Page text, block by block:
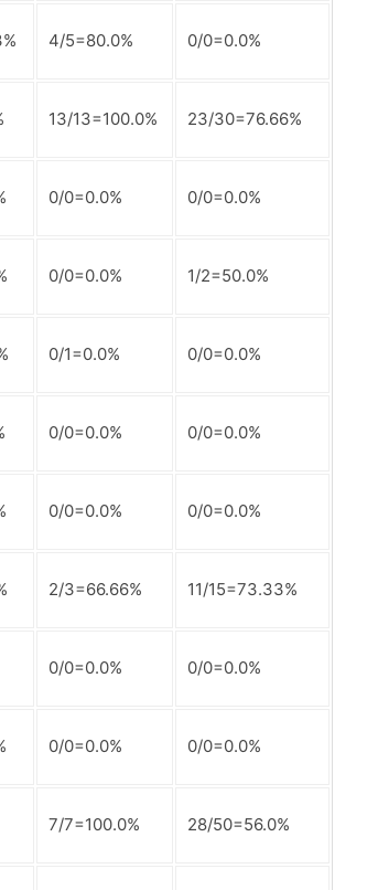
4/5=80.0% 0/0=0.0%
13/13=100.0% 23/30=76.66%
0/0=0.0% 0/0=0.0%
0/0=0.0% 1/2=50.0%
0/1=0.0% 0/0=0.0%
0/0=0.0% 0/0=0.0%
0/0=0.0% 0/0=0.0%
2/3=66.66% 11/15=73.33%
0/0=0.0% 0/0=0.0%
0/0=0.0% 0/0=0.0%
7/7=100.0% 28/50=56.0%